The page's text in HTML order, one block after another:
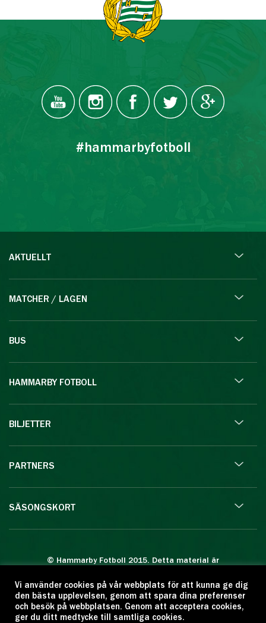
#hammarbyfotboll
AKTUELLT
MATCHER / LAGEN
BUS
HAMMARBY FOTBOLL
BILJETTER
PARTNERS
SÄSONGSKORT
© Hammarby Fotboll 2015. Detta material är
Eftertryck eller annan kopiering är förbjuden.
Citera oss gärna men ange källan:
www.hammarbyfotboll.se. Ansvarig utgivare:
Vi använder cookies på vår webbplats för att kunna ge dig
den bästa upplevelsen, genom att spara dina preferenser
och besök på webbplatsen. Genom att acceptera cookies,
ger du ditt medtycke till samtliga cookies.